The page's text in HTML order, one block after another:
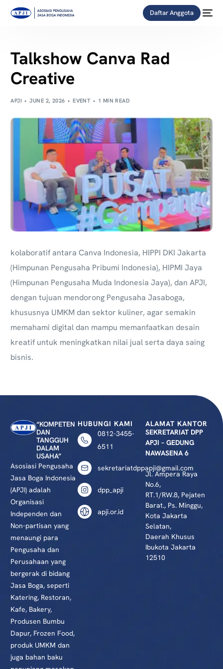
Daftar Anggota
Talkshow Canva Rad
Creative
APJI JUNE 2, 2026 EVENT 1 MIN READ
kolaboratif antara Canva Indonesia, HIPPI DKI Jakarta
(Himpunan Pengusaha Pribumi Indonesia), HIPMI Jaya
(Himpunan Pengusaha Muda Indonesia Jaya), dan APJI,
dengan tujuan mendorong Pengusaha Jasaboga,
khususnya UMKM dan sektor kuliner, agar semakin
memahami digital dan mampu memanfaatkan desain
kreatif untuk meningkatkan nilai jual serta daya saing
bisnis.
“KOMPETEN
DAN
TANGGUH
DALAM
USAHA”
Asosiasi Pengusaha
Jasa Boga Indonesia
(APJI) adalah
Organisasi
Independen dan
Non-partisan yang
menaungi para
Pengusaha dan
Perusahaan yang
bergerak di bidang
Jasa Boga, seperti
Katering, Restoran,
Kafe, Bakery,
Produsen Bumbu
Dapur, Frozen Food,
produk UMKM dan
juga bahan baku
HUBUNGI KAMI
0812-3455-
6511
sekretariatdppapji@gmail.com
dpp_apji
apji.or.id
ALAMAT KANTOR
SEKRETARIAT DPP
APJI – GEDUNG
NAWASENA 6
Jl. Ampera Raya
No.6,
RT.1/RW.8, Pejaten
Barat., Ps. Minggu,
Kota Jakarta
Selatan,
Daerah Khusus
Ibukota Jakarta
12510